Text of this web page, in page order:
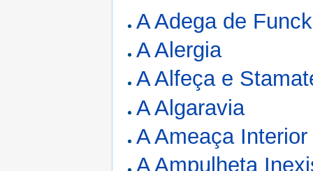
A Adega de Funck
A Alergia
A Alfeça e
A Algaravia
A Ameaça Interior
A Ampulheta